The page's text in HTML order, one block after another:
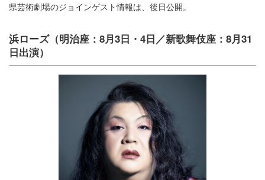
県芸術劇場のジョインゲスト情報は、後日公開。
浜ローズ（明治座：8月3日・4日／新歌舞伎座：8月31
日出演）